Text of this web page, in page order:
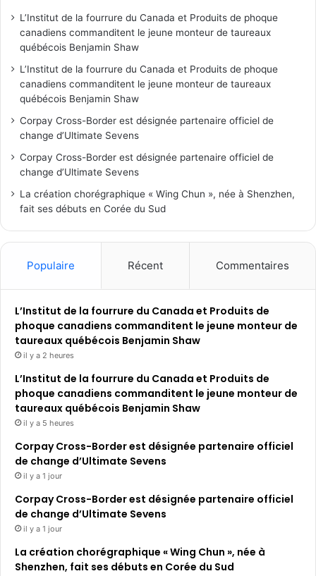
L’Institut de la fourrure du Canada et Produits de phoque
canadiens commanditent le jeune monteur de taureaux
québécois Benjamin Shaw
L’Institut de la fourrure du Canada et Produits de phoque
canadiens commanditent le jeune monteur de taureaux
québécois Benjamin Shaw
Corpay Cross-Border est désignée partenaire officiel de
change d’Ultimate Sevens
Corpay Cross-Border est désignée partenaire officiel de
change d’Ultimate Sevens
La création chorégraphique « Wing Chun », née à Shenzhen,
fait ses débuts en Corée du Sud
Populaire Récent Commentaires
L’Institut de la fourrure du Canada et Produits de
phoque canadiens commanditent le jeune monteur de
taureaux québécois Benjamin Shaw
il y a 2 heures
L’Institut de la fourrure du Canada et Produits de
phoque canadiens commanditent le jeune monteur de
taureaux québécois Benjamin Shaw
il y a 5 heures
Corpay Cross-Border est désignée partenaire officiel
de change d’Ultimate Sevens
il y a 1 jour
Corpay Cross-Border est désignée partenaire officiel
de change d’Ultimate Sevens
il y a 1 jour
La création chorégraphique « Wing Chun », née à
Shenzhen, fait ses débuts en Corée du Sud